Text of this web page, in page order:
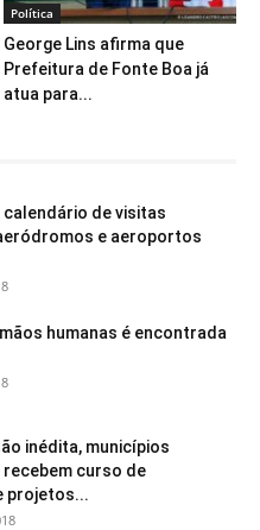
Política
George Lins afirma que
Prefeitura de Fonte Boa já
atua para...
calendário de visitas
e aeroportos
humanas é encontrada
inédita, municípios
curso de
projetos...